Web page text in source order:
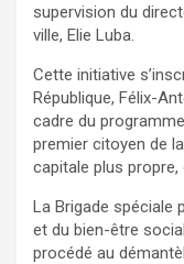
supervision du
ville, Elie Luba.
Cette initiative
République, Félix-
cadre du
premier citoyen de
capitale plus propre,
La Brigade spéciale
et du bien-être
procédé au